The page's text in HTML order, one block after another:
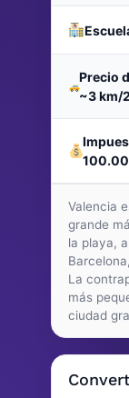
Precio
~3 km/
Valencia
grande
la playa,
La
más
ciudad